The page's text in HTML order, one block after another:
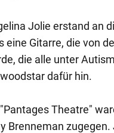
Jolie erstand an
eine Gitarre, die von
die alle unter
dafür hin.
Theatre"
Brenneman